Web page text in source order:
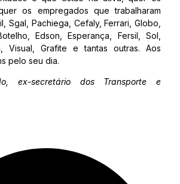
os empregados que trabalharam
Sgal, Pachiega, Cefaly, Ferrari, Globo,
Edson, Esperança, Fersil, Sol,
Visual, Grafite e tantas outras. Aos
pelo seu dia.
ex-secretário dos Transporte e